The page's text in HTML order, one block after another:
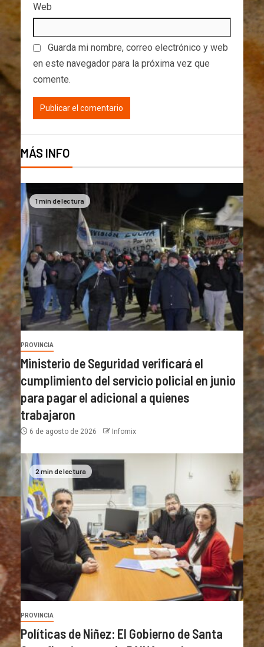
Web
Guarda mi nombre, correo electrónico y web
en este navegador para la próxima vez que
comente.
MÁS INFO
1 min de lectura
PROVINCIA
Ministerio de Seguridad verificará el
cumplimiento del servicio policial en junio
para pagar el adicional a quienes
trabajaron
6 de agosto de 2026 Infomix
2 min de lectura
PROVINCIA
Políticas de Niñez: El Gobierno de Santa